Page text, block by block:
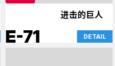
进击的巨人
E-71 DETAIL